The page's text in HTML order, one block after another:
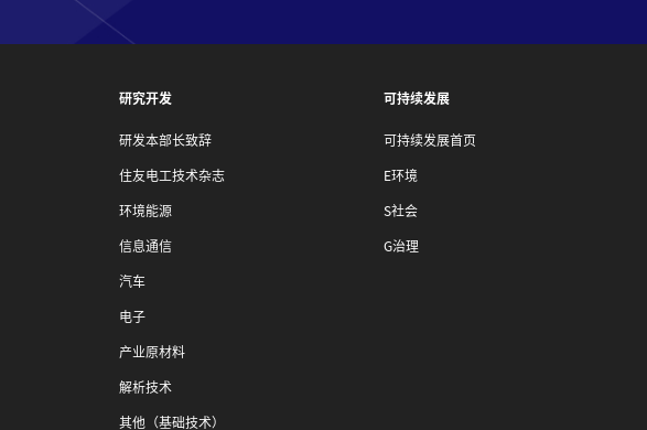
研究开发
研发本部长致辞
住友电工技术杂志
环境能源
信息通信
汽车
电子
产业原材料
解析技术
其他（基础技术）
可持续发展
可持续发展首页
E环境
S社会
G治理